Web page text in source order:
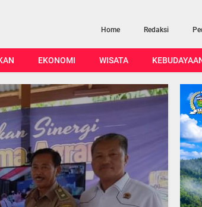
Home Redaksi
EKONOMI WISATA